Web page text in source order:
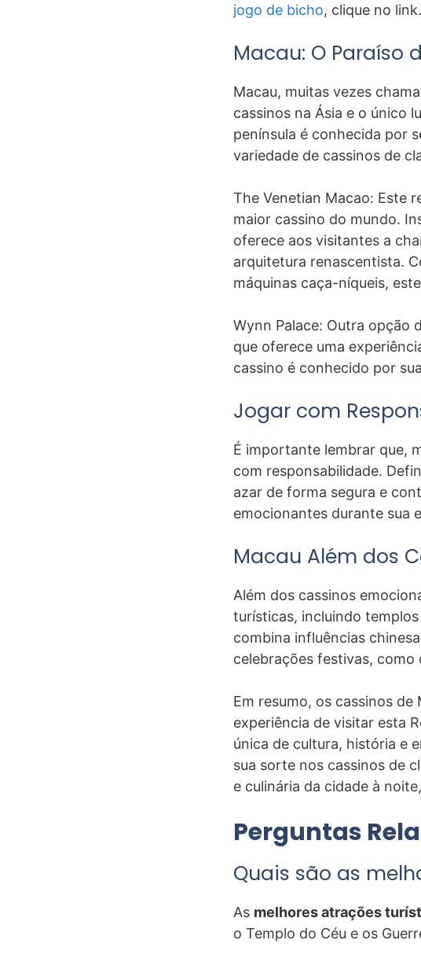
jogo de bicho, clique no link.
Macau: O Paraíso
Macau, muitas vezes
cassinos na Ásia e o único
península é conhecida por
variedade de cassinos de
The Venetian Macao: Este
maior cassino do mundo.
oferece aos visitantes a
arquitetura renascentista.
máquinas caça-níqueis,
Wynn Palace: Outra opção
que oferece uma
cassino é conhecido por
Jogar com
É importante lembrar que,
com responsabilidade.
azar de forma segura e
emocionantes durante sua
Macau Além dos
Além dos cassinos
turísticas, incluindo
combina influências
celebrações festivas, como
Em resumo, os cassinos
experiência de visitar esta
única de cultura, história e
sua sorte nos cassinos de
e culinária da cidade à
Perguntas
Quais são as
As melhores atrações
o Templo do Céu e os